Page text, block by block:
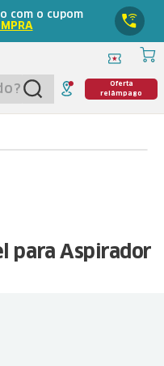
com o cupom
Oferta
relâmpago
para Aspirador